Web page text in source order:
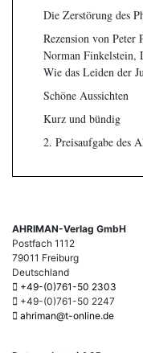
Die Zerstörung des
Rezension von Peter
Norman Finkelstein,
Wie das Leiden der
Schöne Aussichten
Kurz und bündig
2. Preisaufgabe des
AHRIMAN-Verlag GmbH
Postfach 1112
79011 Freiburg
Deutschland
+49-(0)761-50 2303
+49-(0)761-50 2247
ahriman@t-online.de